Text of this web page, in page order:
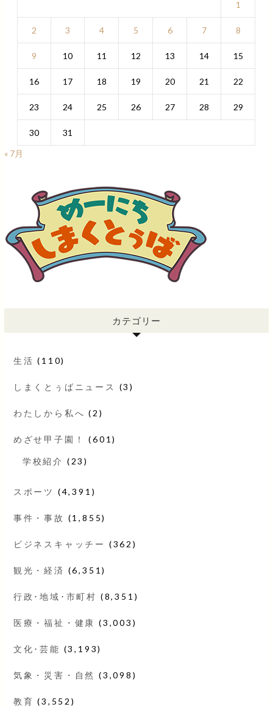
1
2 3 4 5 6 7 8
9 10 11 12 13 14 15
16 17 18 19 20 21 22
23 24 25 26 27 28 29
30
31
« 7月
カテゴリー
生活 (110)
しまくとぅばニュース (3)
わたしから私へ (2)
めざせ甲子園！ (601)
学校紹介 (23)
スポーツ (4,391)
事件・事故 (1,855)
ビジネスキャッチー (362)
観光・経済 (6,351)
行政･地域･市町村 (8,351)
医療・福祉・健康 (3,003)
文化･芸能 (3,193)
気象・災害・自然 (3,098)
教育 (3,552)